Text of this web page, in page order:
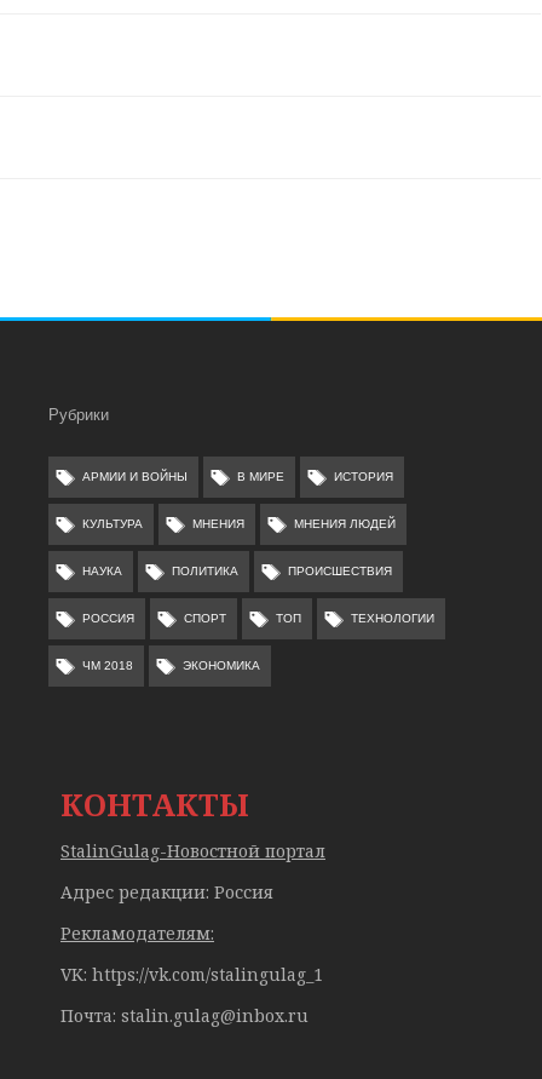
Рубрики
АРМИИ И ВОЙНЫ В МИРЕ ИСТОРИЯ
КУЛЬТУРА МНЕНИЯ МНЕНИЯ ЛЮДЕЙ
НАУКА ПОЛИТИКА ПРОИСШЕСТВИЯ
РОССИЯ СПОРТ ТОП ТЕХНОЛОГИИ
ЧМ 2018 ЭКОНОМИКА
КОНТАКТЫ
StalinGulag-Новостной портал
Адрес редакции: Россия
Рекламодателям:
VK: https://vk.com/stalingulag_1
Почта: stalin.gulag@inbox.ru